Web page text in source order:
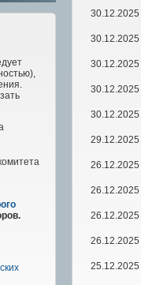
30.12.2025
30.12.2025
30.12.2025
30.12.2025
30.12.2025
29.12.2025
26.12.2025
26.12.2025
26.12.2025
26.12.2025
25.12.2025